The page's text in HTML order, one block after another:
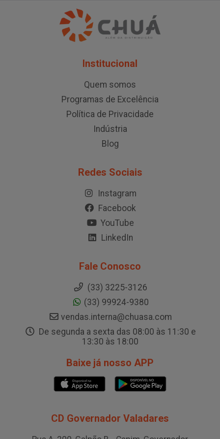
Institucional
Quem somos
Programas de Excelência
Política de Privacidade
Indústria
Blog
Redes Sociais
Instagram
Facebook
YouTube
LinkedIn
Fale Conosco
(33) 3225-3126
(33) 99924-9380
vendas.interna@chuasa.com
De segunda a sexta das 08:00 às 11:30 e
13:30 às 18:00
Baixe já nosso APP
CD Governador Valadares